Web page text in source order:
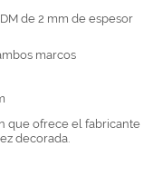
de 2 mm de espesor
marcos
que ofrece el fabricante
decorada.